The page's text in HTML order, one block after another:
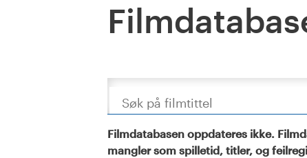
Søk
Filmdatabasen oppdateres ikke.
mangler som spilletid, titler, og